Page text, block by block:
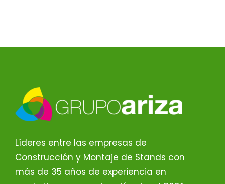
Líderes entre las empresas de
Construcción y Montaje de Stands con
más de 35 años de experiencia en